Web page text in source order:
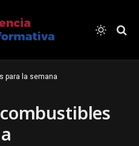
para la semana